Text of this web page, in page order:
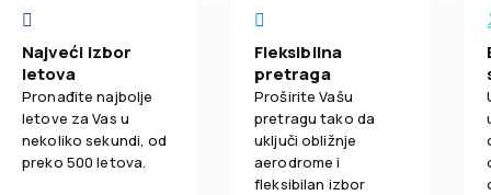
Udobnost
Prevoz
Najveći izbor
letova
Pronađite najbolje
letove za Vas u
nekoliko sekundi, od
preko 500 letova.
Fleksibilna
pretraga
Proširite Vašu
pretragu tako da
uključi obližnje
aerodrome i
fleksibilan izbor